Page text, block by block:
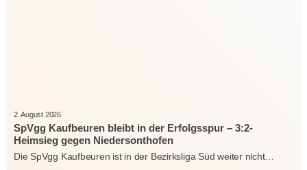
2. August 2026
SpVgg Kaufbeuren bleibt in der Erfolgsspur – 3:2-
Heimsieg gegen Niedersonthofen
Die SpVgg Kaufbeuren ist in der Bezirksliga Süd weiter nicht…